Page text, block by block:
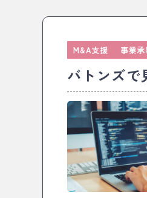
M&A支援 事業
バトンズで